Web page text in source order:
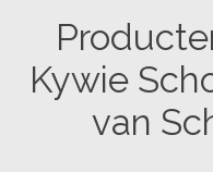
Kywie
van